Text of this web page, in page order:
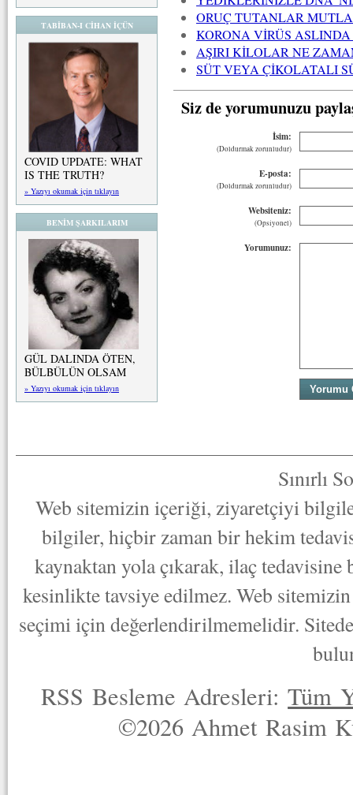
TABİBAN-I CİHAN İÇÜN
COVID UPDATE: WHAT
IS THE TRUTH?
» Yazıyı okumak için tıklayın
BENİM ŞARKILARIM
GÜL DALINDA ÖTEN,
BÜLBÜLÜN OLSAM
» Yazıyı okumak için tıklayın
ORUÇ TUTANLAR
KORONA VİRÜS
AŞIRI KİLOLAR NE
SÜT VEYA ÇİKOLATALI
Siz de yorumunuzu
İsim:
(Doldurmak zorunludur)
E-posta:
(Doldurmak zorunludur)
Websiteniz:
(Opsiyonel)
Yorumunuz:
Sınırlı
Web sitemizin içeriği, ziyaretçiyi
bilgiler, hiçbir zaman bir hekim
kaynaktan yola çıkarak, ilaç
kesinlikte tavsiye edilmez. Web
seçimi için değerlendirilmemelidir.
RSS Besleme Adresleri:Tüm
©2026 Ahmet Rasim